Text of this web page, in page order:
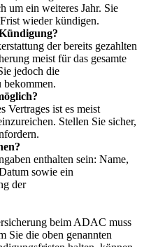
um ein weiteres Jahr. Sie
wieder kündigen.
der bereits gezahlten
meist für das gesamte
jedoch die
bekommen.
Vertrages ist es meist
Stellen Sie sicher,
enthalten sein: Name,
sowie ein
der
beim ADAC muss
Sie die oben genannten